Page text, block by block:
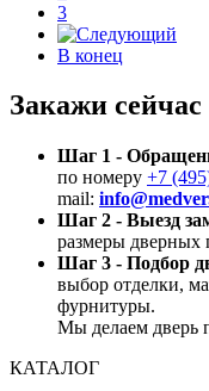
3
В конец
Закажи сейчас
Шаг 1 -
по номеру +7
mail:
Шаг 2 - Выезд
размеры дверных
Шаг 3 - Подбор
выбор отделки,
фурнитуры.
Мы делаем дверь
КАТАЛОГ